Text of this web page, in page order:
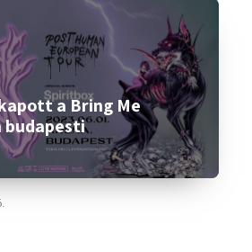
a Bring Me
budapesti